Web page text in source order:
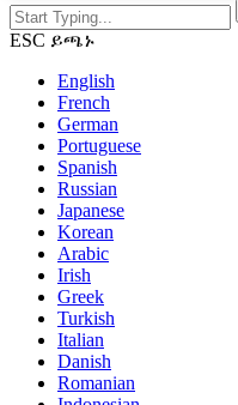
ESC ይጫኑ
English
French
German
Portuguese
Spanish
Russian
Japanese
Korean
Arabic
Irish
Greek
Turkish
Italian
Danish
Romanian